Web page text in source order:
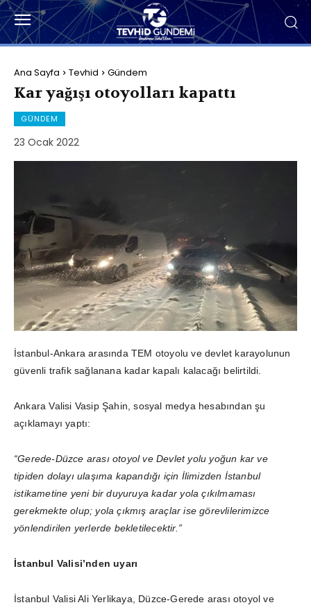
Ana Sayfa Tevhid Gündem
Kar yağışı otoyolları kapattı
GÜNDEM
23 Ocak 2022
İstanbul-Ankara arasında TEM otoyolu ve devlet karayolunun
güvenli trafik sağlanana kadar kapalı kalacağı belirtildi.
Ankara Valisi Vasip Şahin, sosyal medya hesabından şu
açıklamayı yaptı:
“Gerede-Düzce arası otoyol ve Devlet yolu yoğun kar ve
tipiden dolayı ulaşıma kapandığı için İlimizden İstanbul
istikametine yeni bir duyuruya kadar yola çıkılmaması
gerekmekte olup; yola çıkmış araçlar ise görevlilerimizce
yönlendirilen yerlerde bekletilecektir.”
İstanbul Valisi’nden uyarı
İstanbul Valisi Ali Yerlikaya, Düzce-Gerede arası otoyol ve